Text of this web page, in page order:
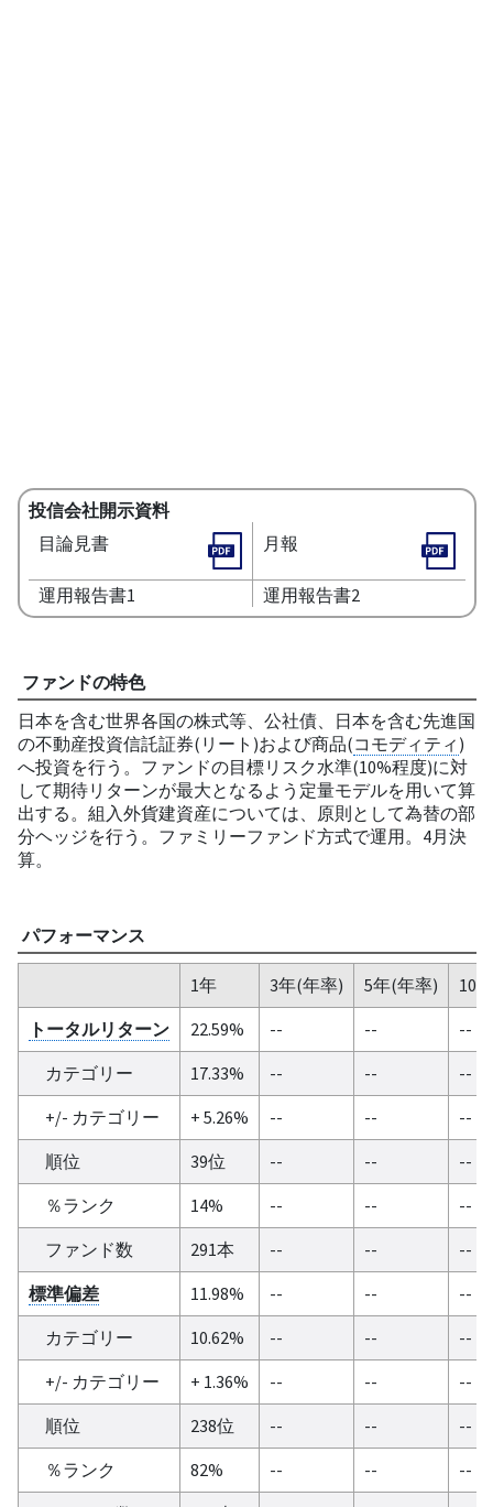
投信会社開示資料
目論見書
月報
運用報告書1 運用報告書2
ファンドの特色
日本を含む世界各国の株式等、公社債、日本を含む先進国
の不動産投資信託証券(リート)および商品(コモディティ )
へ投資を行う。ファンドの目標リスク水準(10%程度)に対
して期待リターンが最大となるよう定量モデルを用いて算
出する。組入外貨建資産については、原則として為替の部
分ヘッジを行う。ファミリーファンド方式で運用。4月決
算。
パフォーマンス
1年 3年(年率) 5年(年率)
10
トータルリターン
22.59% -- --
--
カテゴリー
17.33% -- --
--
+/- カテゴリー
+ 5.26% -- --
--
順位
39位 -- --
--
％ランク
14% -- --
--
ファンド数
291本 -- --
--
標準偏差
11.98% -- --
--
カテゴリー
10.62% -- --
--
+/- カテゴリー
+ 1.36% -- --
--
順位
238位 -- --
--
％ランク
82% -- --
--